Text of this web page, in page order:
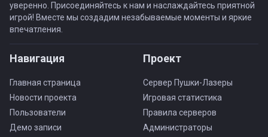
уверенно. Присоединяйтесь к нам и наслаждайтесь приятной
игрой! Вместе мы создадим незабываемые моменты и яркие
впечатления.
Навигация
Главная страница
Новости проекта
Пользователи
Демо записи
Проект
Сервер Пушки-Лазеры
Игровая статистика
Правила серверов
Администраторы